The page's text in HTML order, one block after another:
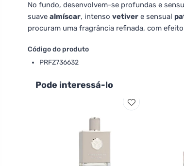
No fundo, desenvolvem-se profundas e
suave almíscar, intenso vetiver e sensual
procuram uma fragrância refinada, com
Código do produto
PRFZ736632
Pode interessá-lo